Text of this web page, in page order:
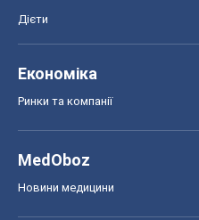
Дієти
Економіка
Ринки та компанії
MedOboz
Новини медицини